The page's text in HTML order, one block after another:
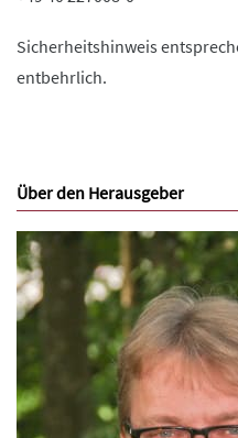
Sicherheitshinweis
entbehrlich.
Über den Herausgeber